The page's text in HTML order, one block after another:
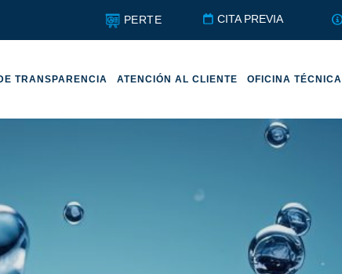
PERTE CITA PREVIA
TRANSPARENCIA ATENCIÓN AL CLIENTE OFICINA TÉCNICA